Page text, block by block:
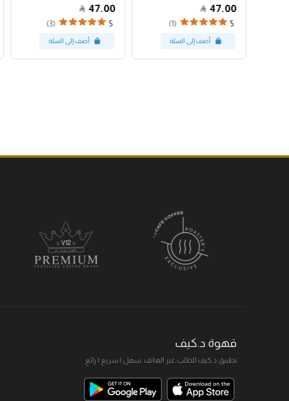
47.00
5
(1)
47.00
5
(3)
قهوة د.كيف
تطبيق د.كيف للطلب عبر الهاتف. سهل I سريع I رائع